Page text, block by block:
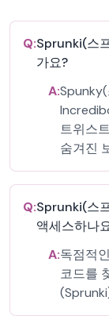
Q:Sprunki(스
가요?
A:
트위스
숨겨진
Q:Sprunki(스
액세스하나
A:독점적
코드를